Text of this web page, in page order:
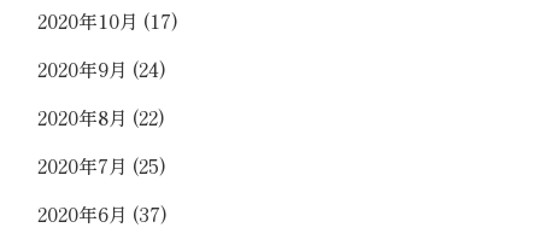
2020年10月 (17)
2020年9月 (24)
2020年8月 (22)
2020年7月 (25)
2020年6月 (37)